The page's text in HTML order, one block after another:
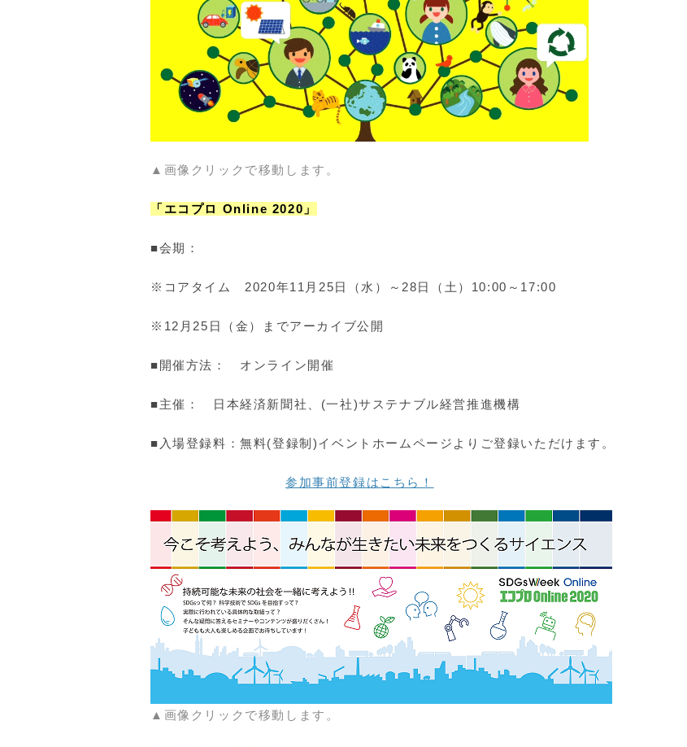
▲画像クリックで移動します。
「エコプロ Online 2020」
■会期：
※コアタイム 2020年11月25日（水）～28日（土）10:00～17:00
※12月25日（金）までアーカイブ公開
■開催方法： オンライン開催
■主催： 日本経済新聞社、(一社)サステナブル経営推進機構
■入場登録料：無料(登録制)イベントホームページよりご登録いただけます。
参加事前登録はこちら！
▲画像クリックで移動します。